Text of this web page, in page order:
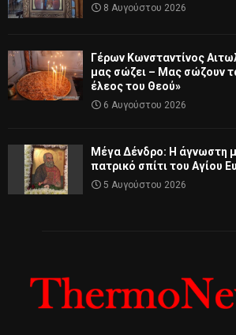
8 Αυγούστου 2026
Γέρων Κωνσταντίνος
μας σώζει – Μας σώζουν
έλεος του Θεού»
6 Αυγούστου 2026
Μέγα Δένδρο: Η άγνωστη
πατρικό σπίτι του Αγίου
5 Αυγούστου 2026